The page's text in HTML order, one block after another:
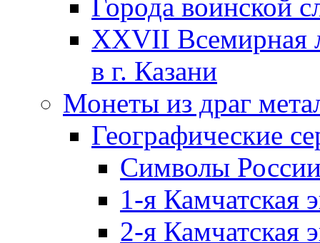
Города воинской
XXVII Всемирная
в г. Казани
Монеты из драг
Географические
Символы
1-я Камчатская
2-я Камчатская